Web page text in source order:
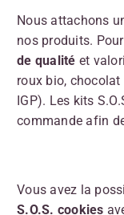
Nous attachons
nos produits.
de qualité et
roux bio, chocolat
IGP). Les kits
commande afin
Vous avez la
S.O.S. cookies